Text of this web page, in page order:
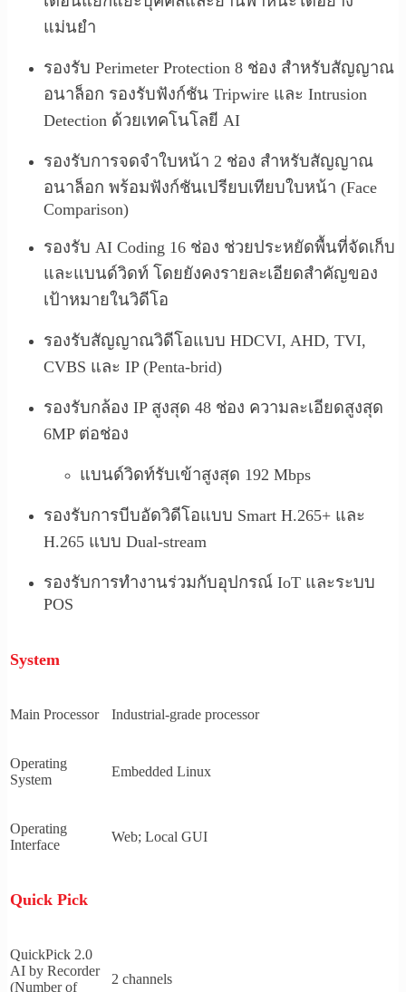
แม่นยำ
รองรับ Perimeter Protection 8 ช่อง สำหรับสัญญาณ
อนาล็อก รองรับฟังก์ชัน Tripwire และ Intrusion
Detection ด้วยเทคโนโลยี AI
รองรับการจดจำใบหน้า 2 ช่อง สำหรับสัญญาณ
อนาล็อก พร้อมฟังก์ชันเปรียบเทียบใบหน้า (Face
Comparison)
รองรับ AI Coding 16 ช่อง ช่วยประหยัดพื้นที่จัดเก็บ
และแบนด์วิดท์ โดยยังคงรายละเอียดสำคัญของ
เป้าหมายในวิดีโอ
รองรับสัญญาณวิดีโอแบบ HDCVI, AHD, TVI,
CVBS และ IP (Penta-brid)
รองรับกล้อง IP สูงสุด 48 ช่อง ความละเอียดสูงสุด
6MP ต่อช่อง
แบนด์วิดท์รับเข้าสูงสุด 192 Mbps
รองรับการบีบอัดวิดีโอแบบ Smart H.265+ และ
H.265 แบบ Dual-stream
รองรับการทำงานร่วมกับอุปกรณ์ IoT และระบบ
POS
System
Main Processor Industrial-grade processor
Operating
System
Embedded Linux
Operating
Interface
Web; Local GUI
Quick Pick
QuickPick 2.0
AI by Recorder
(Number of
2 channels